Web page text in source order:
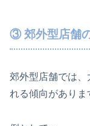
③ 郊外型店舗
郊外型店舗では、
れる傾向がありま